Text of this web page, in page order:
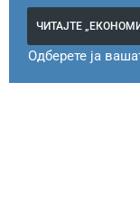
ЧИТАЈТЕ
Одберете ја